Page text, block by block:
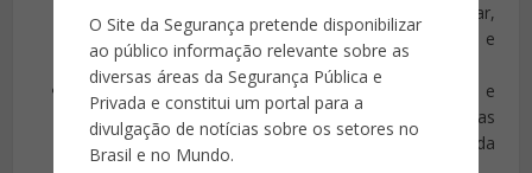
O Site da Segurança pretende disponibilizar
ao público informação relevante sobre as
diversas áreas da Segurança Pública e
Privada e constitui um portal para a
divulgação de notícias sobre os setores no
Brasil e no Mundo.
as cidades de Santa Maria da Feira e Gondomar,
conhecidas por suas características históricas e
paisagísticas.
A colaboração entre as autoridades brasileiras e
portuguesas foi crucial para desmantelar as
operações do criminoso, que se valia da